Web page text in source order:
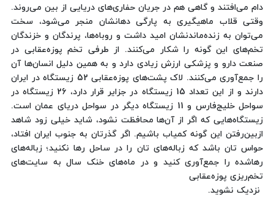
دام می‌افتند و گاهی هم در جریان حفاری‌های دریایی از بین می‌روند.
وقتی قلاب ماهیگیری به پارگی دهانشان منجر می‌شود، سخت
می‌توان به زنده‌ماندنشان امید داشت و روباه‌ها، پرندگان و خزندگان
تخم‌های این‌ گونه را شکار می‌کنند. از طرفی تخم‌ پوزه‌عقابی در
صنعت دارو و پزشکی ارزش زیادی دارد و به همین دلیل انسان‌ها آن
را جمع‌آوری می‌کنند. لاک پشت‌های پوزه‌عقابی 52 زیستگاه در ایران
دارند و از این تعداد 15 زیستگاه در جزایر قرار دارد، 26 زیستگاه در
سواحل خلیج‌فارس و 11 زیستگاه دیگر در سواحل دریای عمان است.
زیستگاه‌هایی که اگر از آن‌ها محافظت نشود، شاید خیلی زود شاهد
ازبین‌رفتن این گونه کمیاب باشیم. اگر گذرتان به جنوب ایران افتاد،
حواس تان باشد که زباله‌های تان را در ساحل رها نکنید؛ زباله‌های
رهاشده را جمع‌آوری کنید و در ماه‌های خنک سال به سایت‌های
تخم‌ریزی پوزه‌عقابی
نزدیک نشوید.